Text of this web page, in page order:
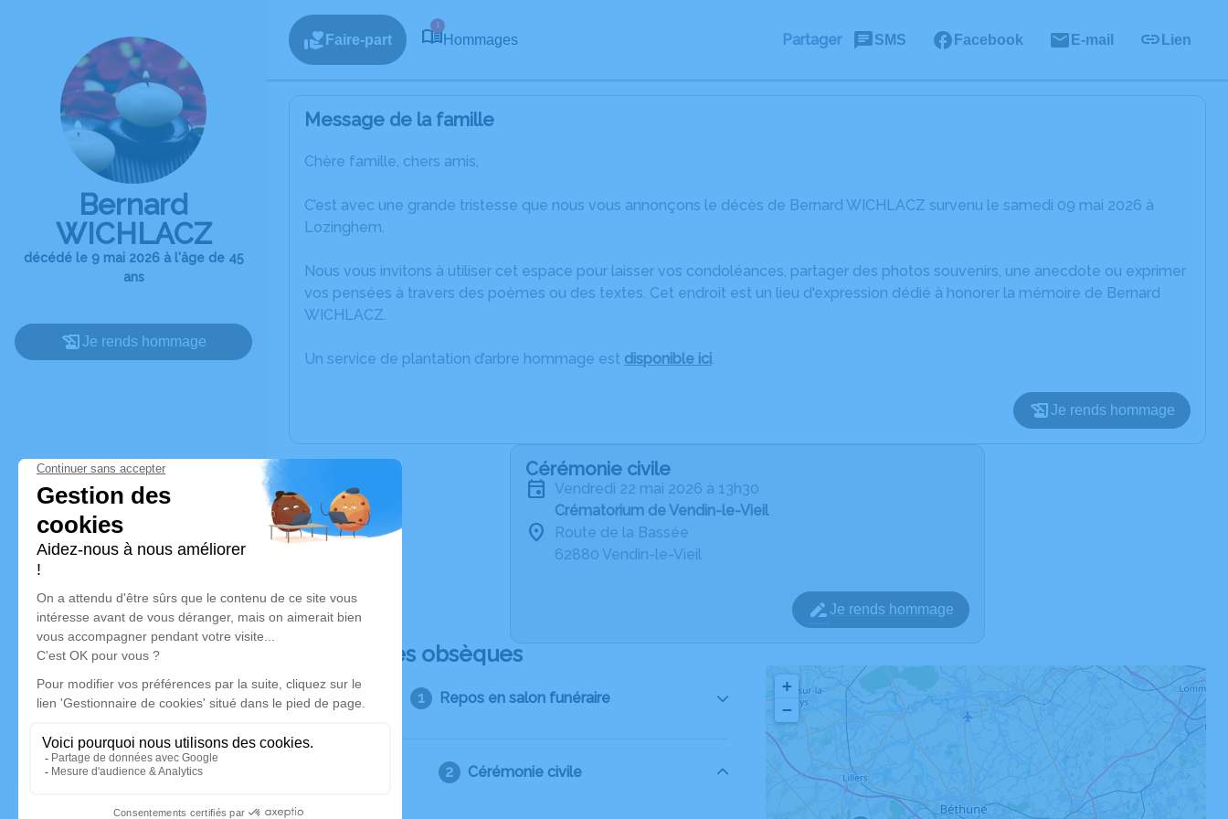
Bernard
WICHLACZ
décédé le 9 mai 2026 à l'âge de 45
ans
Je rends hommage
Faire-part
1
Hommages Partager SMS Facebook E-mail Lien
Message de la famille
Chère famille, chers amis,
C’est avec une grande tristesse que nous vous annonçons le décès de Bernard WICHLACZ survenu le samedi 09 mai 2026 à
Lozinghem.
Nous vous invitons à utiliser cet espace pour laisser vos condoléances, partager des photos souvenirs, une anecdote ou exprimer
vos pensées à travers des poèmes ou des textes. Cet endroit est un lieu d'expression dédié à honorer la mémoire de Bernard
WICHLACZ.
Un service de plantation d’arbre hommage est disponible ici.
Je rends hommage
Cérémonie civile
vendredi 22 mai 2026 à 13h30
Crématorium de Vendin-le-Vieil
Route de la Bassée
62880 Vendin-le-Vieil
Je rends hommage
Déroulé des obsèques
Repos en salon funéraire
Cérémonie civile
+
−